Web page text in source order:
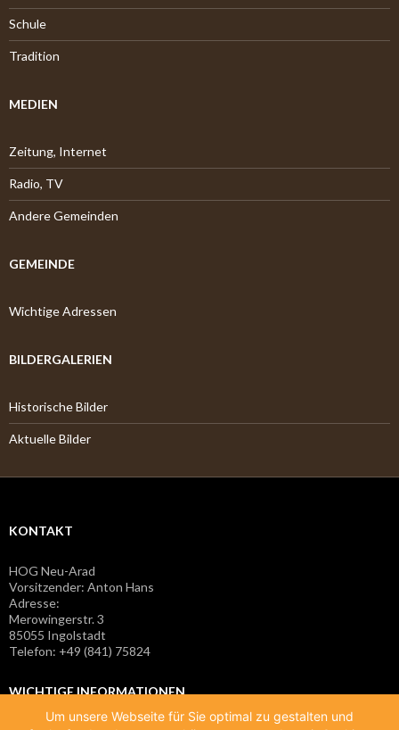
Schule
Tradition
MEDIEN
Zeitung, Internet
Radio, TV
Andere Gemeinden
GEMEINDE
Wichtige Adressen
BILDERGALERIEN
Historische Bilder
Aktuelle Bilder
KONTAKT
HOG Neu-Arad
Vorsitzender: Anton Hans
Adresse:
Merowingerstr. 3
85055 Ingolstadt
Telefon: +49 (841) 75824
WICHTIGE INFORMATIONEN
Um unsere Webseite für Sie optimal zu gestalten und